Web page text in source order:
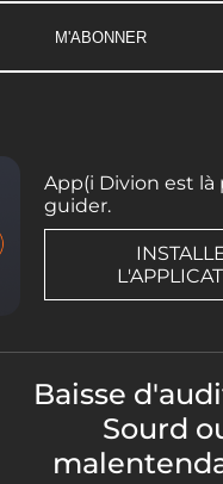
App(i Divion est là
guider.
Baisse
Sourd